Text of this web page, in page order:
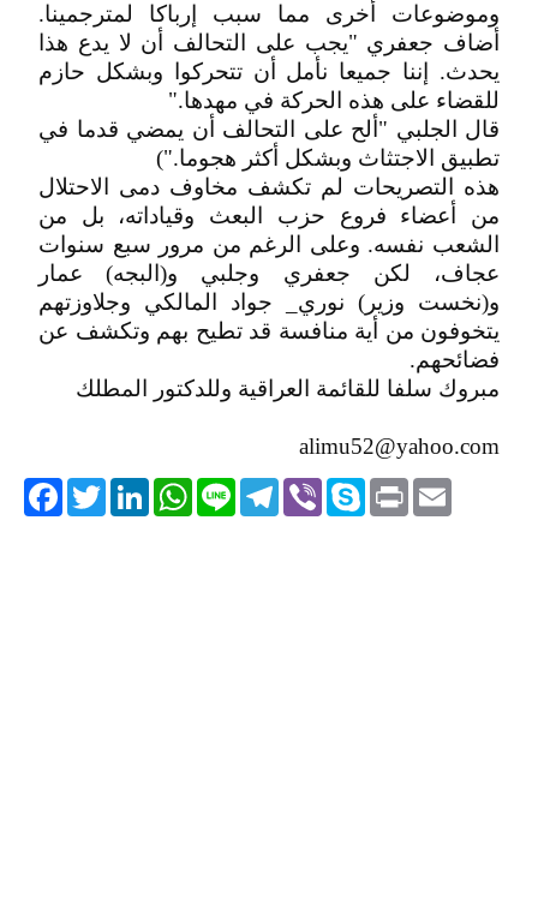
وموضوعات أخرى مما سبب إرباكا لمترجمينا.
أضاف جعفري "يجب على التحالف أن لا يدع هذا
يحدث. إننا جميعا نأمل أن تتحركوا وبشكل حازم
للقضاء على هذه الحركة في مهدها."
قال الجلبي "ألح على التحالف أن يمضي قدما في
تطبيق الاجتثاث وبشكل أكثر هجوما.")
هذه التصريحات لم تكشف مخاوف دمى الاحتلال
من أعضاء فروع حزب البعث وقياداته، بل من
الشعب نفسه. وعلى الرغم من مرور سبع سنوات
عجاف، لكن جعفري وجلبي و(البجه) عمار
و(نخست وزير) نوري_ جواد المالكي وجلاوزتهم
يتخوفون من أية منافسة قد تطيح بهم وتكشف عن
فضائحهم.
مبروك سلفا للقائمة العراقية وللدكتور المطلك
alimu52@yahoo.com
TwitterLinkedIn
WhatsApp Line
Telegram ViberSkype PrintEmail